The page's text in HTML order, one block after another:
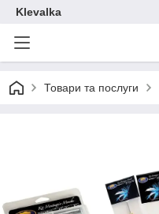
Klevalka
Товари та послуги